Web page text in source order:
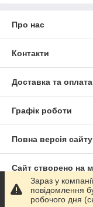
Про нас
Контакти
Доставка та оплата
Графік роботи
Повна версія сайту
Сайт створено на
Політика
Зараз у
повідомлення
робочого дня